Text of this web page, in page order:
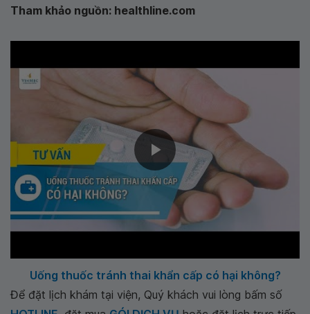
Tham khảo nguồn: healthline.com
Uống thuốc tránh thai khẩn cấp có hại không?
Để đặt lịch khám tại viện, Quý khách vui lòng bấm số